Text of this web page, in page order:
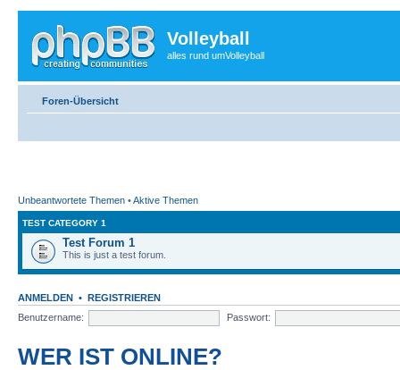
Volleyball
alles rund umVolleyball
Foren-Übersicht
Unbeantwortete Themen •Aktive Themen
TEST CATEGORY 1
Test Forum 1
This is just a test forum.
ANMELDEN • REGISTRIEREN
Benutzername:
Passwort:
WER IST ONLINE?